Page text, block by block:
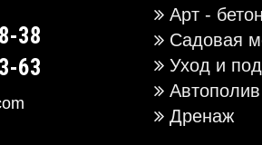
38
63
Арт -
Садовая
Уход и
Автополив
Дренаж